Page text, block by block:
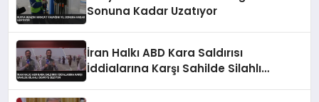
Sonuna Kadar Uzatıyor
İran Halkı ABD Kara Saldırısı
İddialarına Karşı Sahilde Silahlı